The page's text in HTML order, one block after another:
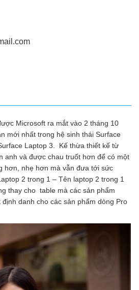
Microsoft ra mắt vào 2 tháng 10
mới nhất trong hệ sinh thái Surface
Laptop 3. Kế thừa thiết kế từ
anh và được chau truốt hơn để có một
hơn, nhẹ hơn mà vẫn đưa tới sức
2 trong 1 – Tên laptop 2 trong 1
thay cho table mà các sản phẩm
danh cho các sản phẩm dòng Pro